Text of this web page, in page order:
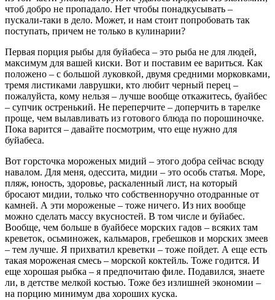
чтоб добро не пропадало. Нет чтобы понадкусывать –
пускали-таки в дело. Может, и нам стоит попробовать так
поступать, причем не только в кулинарии?
Первая порция рыбы для буйабеса – это рыба не для людей,
максимум для вашей киски. Вот и поставим ее вариться. Как
положено – с большой луковкой, двумя средними морковками,
тремя листиками лаврушки, кто любит черный перец –
пожалуйста, кому нельзя – лучше вообще откажитесь, буайбес
– супчик остренький. Не переперчите – доперчить в тарелке
проще, чем вылавливать из готового блюда по порошиночке.
Пока варится – давайте посмотрим, что еще нужно для
буйабеса.
Вот горсточка мороженых мидий – этого добра сейчас всюду
навалом. Для меня, одессита, мидии – это особь статья. Море,
пляж, юность, здоровье, раскаленный лист, на который
бросают мидии, только что собственноручно отодранные от
камней. А эти мороженые – тоже ничего. Из них вообще
можно сделать массу вкусностей. В том числе и буйабес.
Вообще, чем больше в буайбесе морских гадов – всяких там
креветок, осьминожек, кальмаров, гребешков и морских змеев
– тем лучше. Я прихватил креветки – тоже пойдет. А еще есть
такая мороженая смесь – морской коктейль. Тоже годится. И
еще хорошая рыбка – я предпочитаю филе. Подавился, знаете
ли, в детстве мелкой костью. Тоже без излишней экономии –
на порцию минимум два хороших куска.